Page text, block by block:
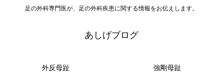
足の外科専門医が、足の外科疾患に関する情報をお伝えします。
あしげブログ
外反母趾 強剛母趾